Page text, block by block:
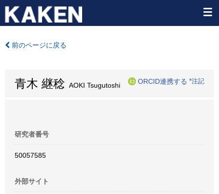
前のページに戻る
青木 継稔 AOKI Tsugutoshi
ORCID連携する *注記
研究者番号
50057585
外部サイト